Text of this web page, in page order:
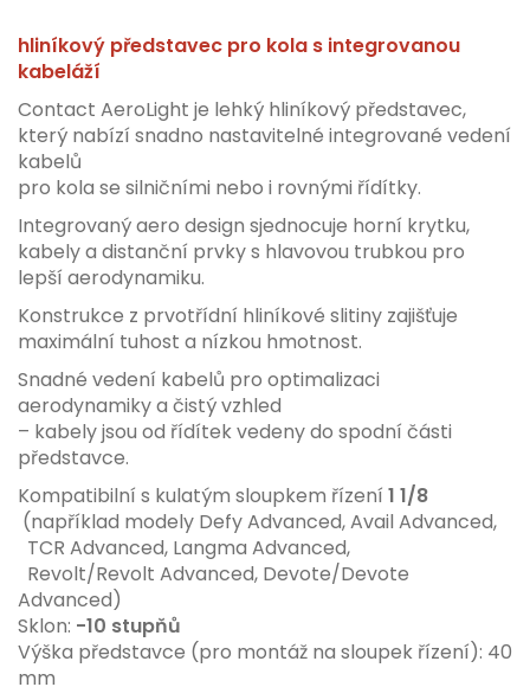
hliníkový představec pro kola s integrovanou
kabeláží
Contact AeroLight je lehký hliníkový představec,
který nabízí snadno nastavitelné integrované vedení
kabelů
pro kola se silničními nebo i rovnými řídítky.
Integrovaný aero design sjednocuje horní krytku,
kabely a distanční prvky s hlavovou trubkou pro
lepší aerodynamiku.
Konstrukce z prvotřídní hliníkové slitiny zajišťuje
maximální tuhost a nízkou hmotnost.
Snadné vedení kabelů pro optimalizaci
aerodynamiky a čistý vzhled
– kabely jsou od řídítek vedeny do spodní části
představce.
Kompatibilní s kulatým sloupkem řízení 1 1/8
(například modely Defy Advanced, Avail Advanced,
TCR Advanced, Langma Advanced,
Revolt/Revolt Advanced, Devote/Devote
Advanced)
Sklon: -10 stupňů
Výška představce (pro montáž na sloupek řízení): 40
mm